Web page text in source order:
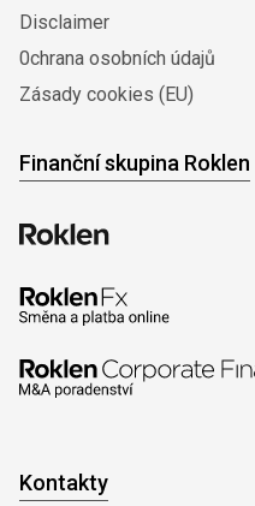
Disclaimer
0chrana osobních údajů
Zásady cookies (EU)
Finanční skupina Roklen
Kontakty